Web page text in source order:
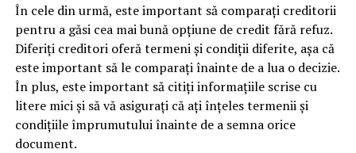
În cele din urmă, este important să comparați creditorii
pentru a găsi cea mai bună opțiune de credit fără refuz.
Diferiți creditori oferă termeni și condiții diferite, așa că
este important să le comparați înainte de a lua o decizie.
În plus, este important să citiți informațiile scrise cu
litere mici și să vă asigurați că ați înțeles termenii și
condițiile împrumutului înainte de a semna orice
document.